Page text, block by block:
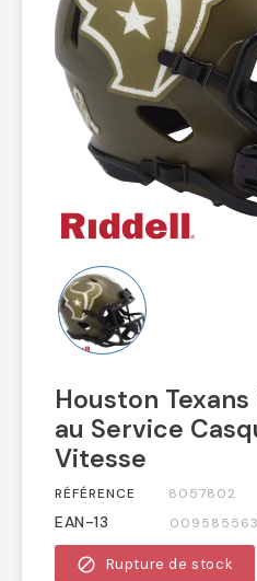
Houston
au Service
Vitesse
RÉFÉRENCE 8057802
EAN-13
block Rupture de stock